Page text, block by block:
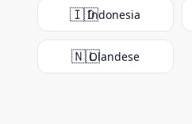
🇮🇩Indonesia
🇳🇱Olandese